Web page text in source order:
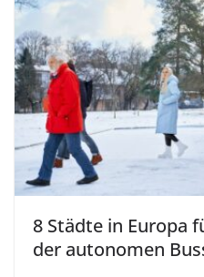
8 Städte in Europa
der autonomen